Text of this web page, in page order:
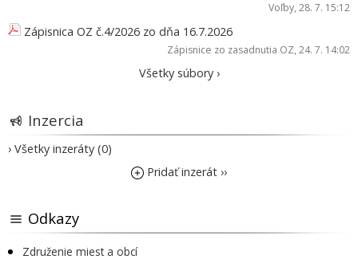
Voľby, 28. 7. 15:12
Zápisnica OZ č.4/2026 zo dňa 16.7.2026
Zápisnice zo zasadnutia OZ, 24. 7. 14:02
Všetky súbory ›
Inzercia
› Všetky inzeráty (0)
Pridať inzerát ››
Odkazy
Združenie miest a obcí